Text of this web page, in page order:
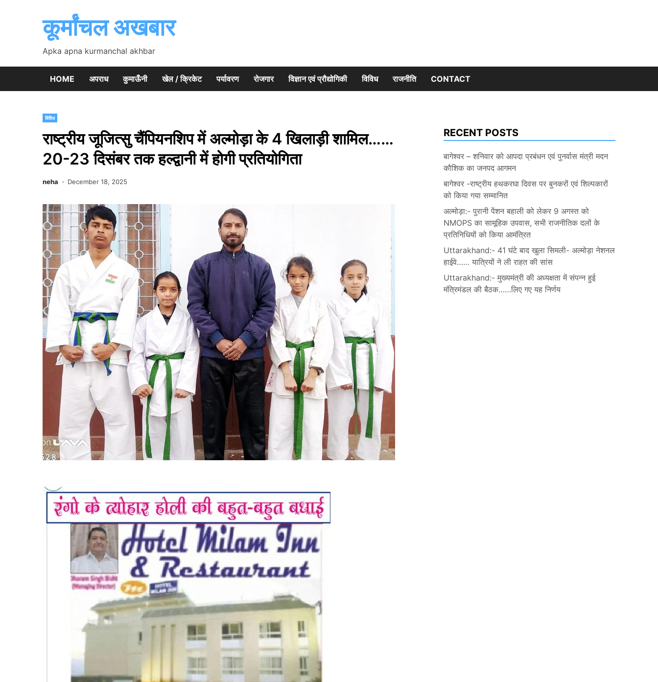
कूर्मांचल अखबार
Apka apna kurmanchal akhbar
HOME अपराध कुमाऊँनी खेल / क्रिकेट पर्यावरण रोजगार विज्ञान एवं प्रौद्योगिकी विविध राजनीति CONTACT
विविध
राष्ट्रीय जूजित्सु चैंपियनशिप में अल्मोड़ा के 4 खिलाड़ी शामिल……
20-23 दिसंबर तक हल्द्वानी में होगी प्रतियोगिता
neha December 18, 2025
RECENT POSTS
बागेश्वर – शनिवार को आपदा प्रबंधन एवं पुनर्वास मंत्री मदन
कौशिक का जनपद आगमन
बागेश्वर -राष्ट्रीय हथकरघा दिवस पर बुनकरों एवं शिल्पकारों
को किया गया सम्मानित
अल्मोड़ा:- पुरानी पेंशन बहाली को लेकर 9 अगस्त को
NMOPS का सामूहिक उपवास, सभी राजनीतिक दलों के
प्रतिनिधियों को किया आमंत्रित
Uttarakhand:- 41 घंटे बाद खुला सिमली- अल्मोड़ा नेशनल
हाईवे…… यात्रियों ने ली राहत की सांस
Uttarakhand:- मुख्यमंत्री की अध्यक्षता में संपन्न हुई
मंत्रिमंडल की बैठक……लिए गए यह निर्णय